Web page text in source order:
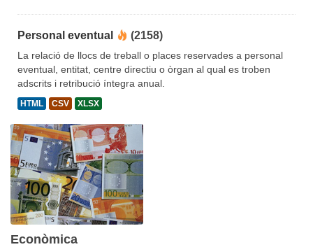
Personal eventual (2158)
La relació de llocs de treball o places reservades a personal
eventual, entitat, centre directiu o òrgan al qual es troben
adscrits i retribució íntegra anual.
HTML CSV XLSX
Econòmica